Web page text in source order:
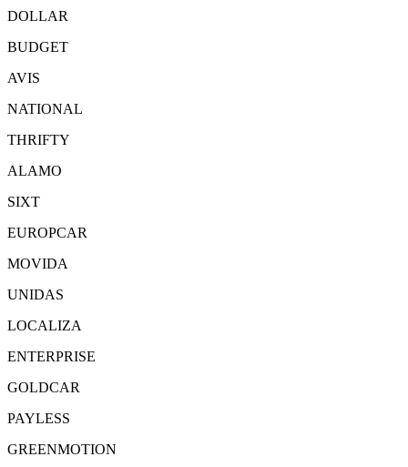
DOLLAR
BUDGET
AVIS
NATIONAL
THRIFTY
ALAMO
SIXT
EUROPCAR
MOVIDA
UNIDAS
LOCALIZA
ENTERPRISE
GOLDCAR
PAYLESS
GREENMOTION